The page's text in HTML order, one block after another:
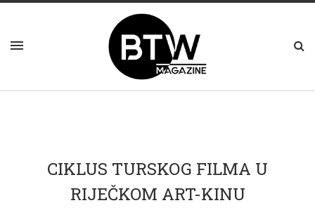
CIKLUS TURSKOG FILMA U
RIJEČKOM ART-KINU